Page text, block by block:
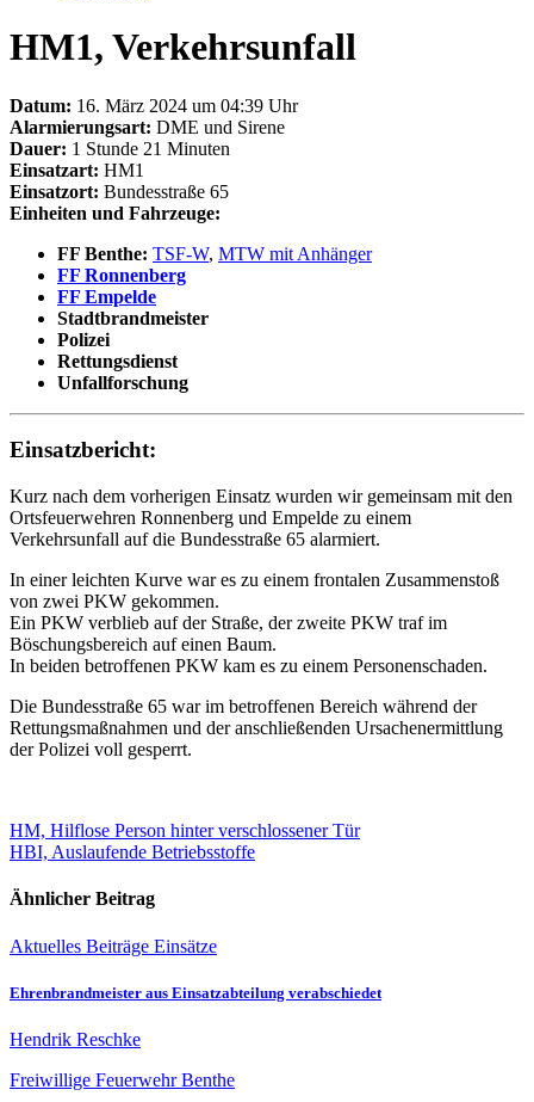
HM1, Verkehrsunfall
Datum: 16. März 2024 um 04:39 Uhr
Alarmierungsart: DME und Sirene
Dauer: 1 Stunde 21 Minuten
Einsatzart: HM1
Einsatzort: Bundesstraße 65
Einheiten und Fahrzeuge:
FF Benthe: TSF-W, MTW mit Anhänger
FF Ronnenberg
FF Empelde
Stadtbrandmeister
Polizei
Rettungsdienst
Unfallforschung
Einsatzbericht:
Kurz nach dem vorherigen Einsatz wurden wir gemeinsam mit den
Ortsfeuerwehren Ronnenberg und Empelde zu einem
Verkehrsunfall auf die Bundesstraße 65 alarmiert.
In einer leichten Kurve war es zu einem frontalen Zusammenstoß
von zwei PKW gekommen.
Ein PKW verblieb auf der Straße, der zweite PKW traf im
Böschungsbereich auf einen Baum.
In beiden betroffenen PKW kam es zu einem Personenschaden.
Die Bundesstraße 65 war im betroffenen Bereich während der
Rettungsmaßnahmen und der anschließenden Ursachenermittlung
der Polizei voll gesperrt.
Beitragsnavigation
HM, Hilflose Person hinter verschlossener Tür
HBI, Auslaufende Betriebsstoffe
Ähnlicher Beitrag
Aktuelles Beiträge Einsätze
Ehrenbrandmeister aus Einsatzabteilung verabschiedet
Hendrik Reschke
Freiwillige Feuerwehr Benthe